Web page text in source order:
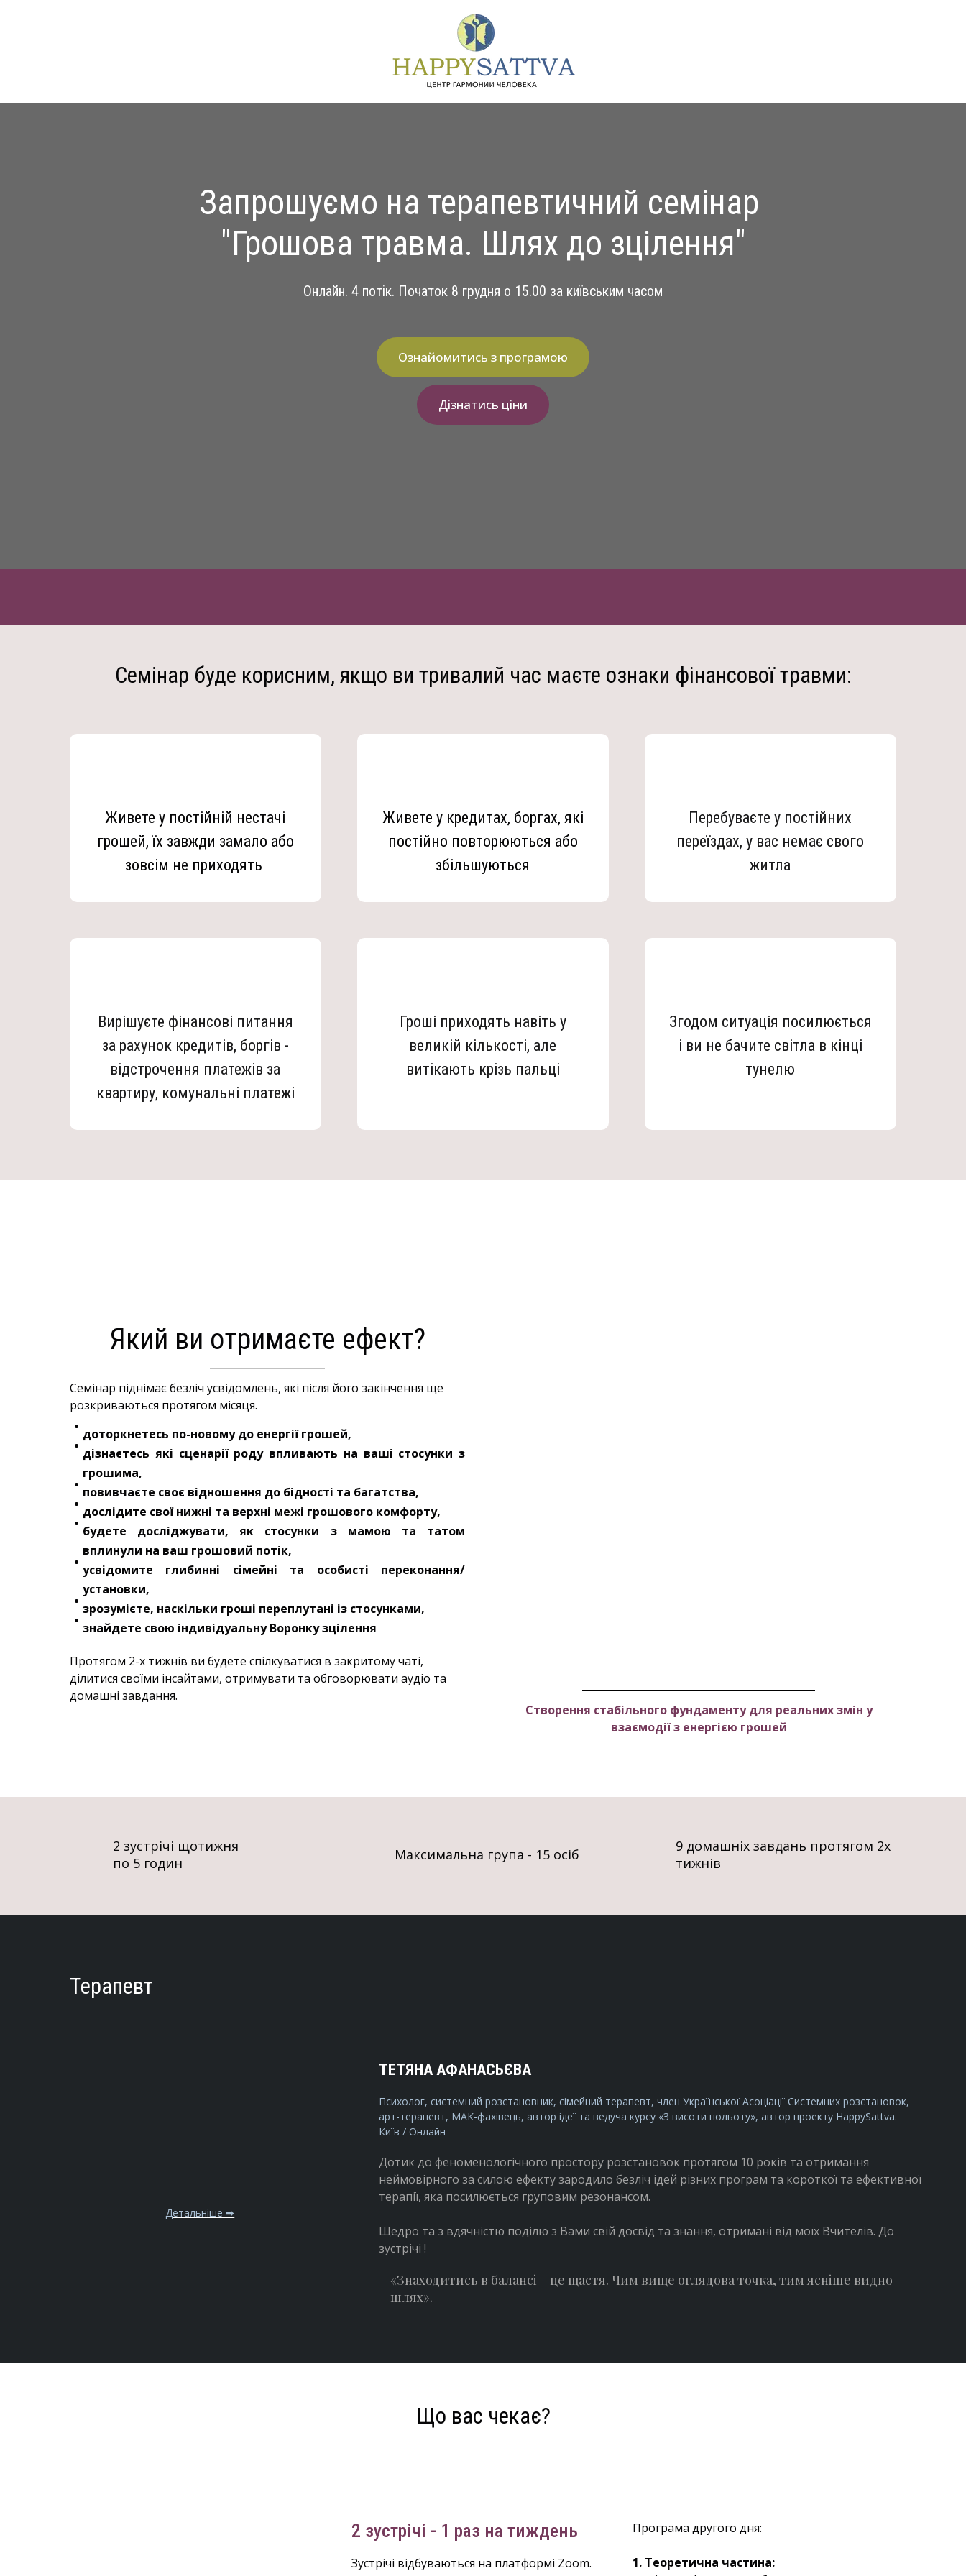
Запрошуємо на терапевтичний семінар
"Грошова травма. Шлях до зцілення"
Онлайн. 4 потік. Початок 8 грудня о 15.00 за київським часом
Ознайомитись з програмою
Дізнатись ціни
Семінар буде корисним, якщо ви тривалий час маєте ознаки фінансової травми:
Живете у постійній нестачі
грошей, їх завжди замало або
зовсім не приходять
Живете у кредитах, боргах, які
постійно повторюються або
збільшуються
Перебуваєте у постійних
переїздах, у вас немає свого
житла
Вирішуєте фінансові питання
за рахунок кредитів, боргів -
відстрочення платежів за
квартиру, комунальні платежі
Гроші приходять навіть у
великій кількості, але
витікають крізь пальці
Згодом ситуація посилюється
і ви не бачите світла в кінці
тунелю
Який ви отримаєте ефект?
Семінар піднімає безліч усвідомлень, які після його закінчення ще
розкриваються протягом місяця.
доторкнетесь по-новому до енергії грошей,
дізнаєтесь які сценарії роду впливають на ваші стосунки з
грошима,
повивчаєте своє відношення до бідності та багатства,
дослідите свої нижні та верхні межі грошового комфорту,
будете досліджувати, як стосунки з мамою та татом
вплинули на ваш грошовий потік,
усвідомите глибинні сімейні та особисті переконання/
установки,
зрозумієте, наскільки гроші переплутані із стосунками,
знайдете свою індивідуальну Воронку зцілення
Протягом 2-х тижнів ви будете спілкуватися в закритому чаті,
ділитися своїми інсайтами, отримувати та обговорювати аудіо та
домашні завдання.
Створення стабільного фундаменту для реальних змін у
взаємодії з енергією грошей
2 зустрічі щотижня
по 5 годин
Максимальна група - 15 осіб
9 домашніх завдань протягом 2х
тижнів
Терапевт
Детальніше ➡
ТЕТЯНА АФАНАСЬЄВА
Психолог, системний розстановник, сімейний терапевт, член Української Асоціації Системних розстановок,
арт-терапевт, МАК-фахівець, автор ідеї та ведуча курсу «З висоти польоту», автор проекту HappySattva.
Київ / Онлайн
Дотик до феноменологічного простору розстановок протягом 10 років та отримання
неймовірного за силою ефекту зародило безліч ідей різних програм та короткої та ефективної
терапії, яка посилюється груповим резонансом.
Щедро та з вдячністю поділю з Вами свій досвід та знання, отримані від моїх Вчителів. До
зустрічі !
«Знаходитись в балансі – це щастя. Чим вище оглядова точка, тим ясніше видно
шлях».
Що вас чекає?
2 зустрічі - 1 раз на тиждень
Зустрічі відбуваються на платформі Zoom.
Програма другого дня:
1. Теоретична частина: